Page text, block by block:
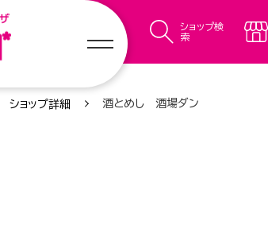
ショップ検
索
ショップ詳細 酒とめし 酒場ダン